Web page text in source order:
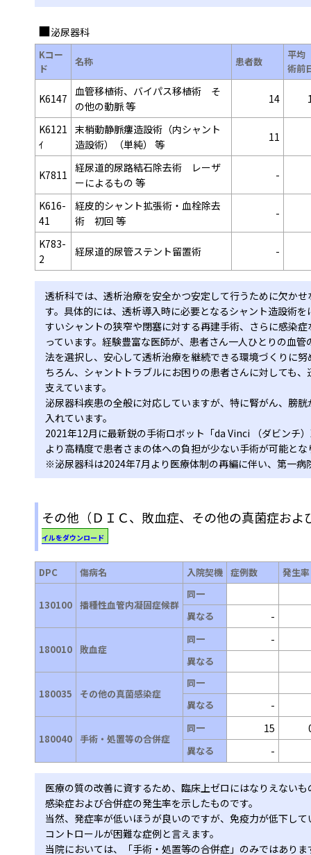
泌尿器科
Kコー
ド
名称 患者数
平均
術前
K6147
血管移植術、バイパス移植術 そ
の他の動脈 等
14
K6121
ｲ
末梢動静脈瘻造設術（内シャント
造設術）（単純） 等
11
K7811
経尿道的尿路結石除去術 レーザ
ーによるもの 等
-
K616-
41
経皮的シャント拡張術・血栓除去
術 初回 等
-
K783-
2
経尿道的尿管ステント留置術 -
透析科では、透析治療を安全かつ安定して行うために欠か
す。具体的には、透析導入時に必要となるシャント造設術
すいシャントの狭窄や閉塞に対する再建手術、さらに感染
っています。経験豊富な医師が、患者さん一人ひとりの血
法を選択し、安心して透析治療を継続できる環境づくりに
ちろん、シャントトラブルにお困りの患者さんに対しても
支えています。
泌尿器科疾患の全般に対応していますが、特に腎がん、膀
入れています。
2021年12月に最新鋭の手術ロボット「da Vinci （ダビンチ
より高精度で患者さまの体への負担が少ない手術が可能と
※泌尿器科は2024年7月より医療体制の再編に伴い、第一病
その他（ＤＩＣ、敗血症、その他の真菌症お
イルをダウンロード
DPC 傷病名 入院契機 症例数 発生率
130100 播種性血管内凝固症候群
同一
異なる
-
180010 敗血症
同一 -
異なる
180035 その他の真菌感染症
同一
異なる
-
180040 手術・処置等の合併症
同一 15
異なる -
医療の質の改善に資するため、臨床上ゼロにはなりえない
感染症および合併症の発生率を示したものです。
当然、発症率が低いほうが良いのですが、免疫力が低下し
コントロールが困難な症例と言えます。
当院においては、「手術・処置等の合併症」のみではあり